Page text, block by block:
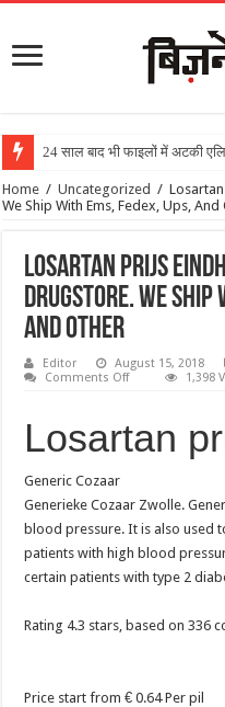
24 साल बाद भी फाइलों में अटकी
Home / Uncategorized /
We Ship With Ems, Fedex, Ups, And
Losartan prijs
Drugstore. We Ship
And Other
Editor August 15, 2018
Comments Off
1,398
Losartan
Generic Cozaar
Generieke Cozaar Zwolle.
blood pressure. It is also used
patients with high blood
certain patients with type 2
Rating 4.3 stars, based on336
Price start from€ 0.64Per pil